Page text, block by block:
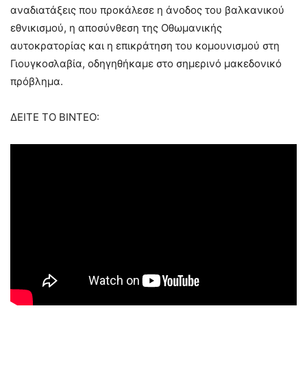
αναδιατάξεις που προκάλεσε η άνοδος του βαλκανικού
εθνικισμού, η αποσύνθεση της Οθωμανικής
αυτοκρατορίας και η επικράτηση του κομουνισμού στη
Γιουγκοσλαβία, οδηγηθήκαμε στο σημερινό μακεδονικό
πρόβλημα.
ΔΕΙΤΕ ΤΟ ΒΙΝΤΕΟ: